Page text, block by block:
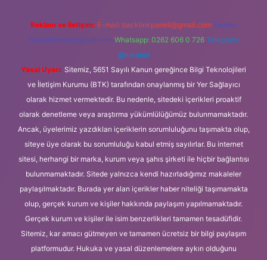
Reklam ve İletişim: E-mail: backlinkpaneli@gmail.com Teams:
forumhizmeti@gmail.com Whatsapp: 0262 606 0 726 Telegram:
@karabul
Yasal Uyarı: Sitemiz, 5651 Sayılı Kanun gereğince Bilgi Teknolojileri
ve İletişim Kurumu (BTK) tarafından onaylanmış bir Yer Sağlayıcı
olarak hizmet vermektedir. Bu nedenle, sitedeki içerikleri proaktif
olarak denetleme veya araştırma yükümlülüğümüz bulunmamaktadır.
Ancak, üyelerimiz yazdıkları içeriklerin sorumluluğunu taşımakta olup,
siteye üye olarak bu sorumluluğu kabul etmiş sayılırlar. Bu internet
sitesi, herhangi bir marka, kurum veya şahıs şirketi ile hiçbir bağlantısı
bulunmamaktadır. Sitede yalnızca kendi hazırladığımız makaleler
paylaşılmaktadır. Burada yer alan içerikler haber niteliği taşımamakta
olup, gerçek kurum ve kişiler hakkında paylaşım yapılmamaktadır.
Gerçek kurum ve kişiler ile isim benzerlikleri tamamen tesadüfidir.
Sitemiz, kar amacı gütmeyen ve tamamen ücretsiz bir bilgi paylaşım
platformudur. Hukuka ve yasal düzenlemelere aykırı olduğunu